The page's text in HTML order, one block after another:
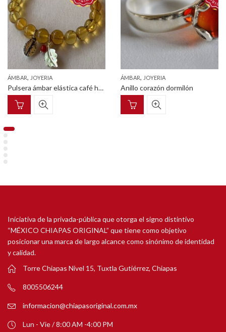
ÁMBAR, JOYERIA
Pulsera ámbar elástica café hoja (Línea granos de café)
ÁMBAR, JOYERIA
Anillo corazón dormilón
Iniciativa de la privada-pública que otorga el signo distintivo
“MÉXICO CHIAPAS ORIGINAL” que tiene como objetivo
posicionar una marca de largo alcance como sinónimo de identidad
y calidad.
Torre Chiapas Nivel 15, Tuxtla Gutiérrez, Chiapas
8005506244
informacion@chiapasoriginal.com.mx
Lun - Vie / 8:00 AM -4:00 PM